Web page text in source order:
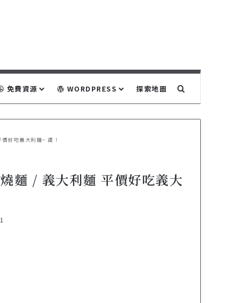
免費資源 WORDPRESS 探索地圖
好吃義大利麵~ 讚！
麵 / 義大利麵 平價好吃義大